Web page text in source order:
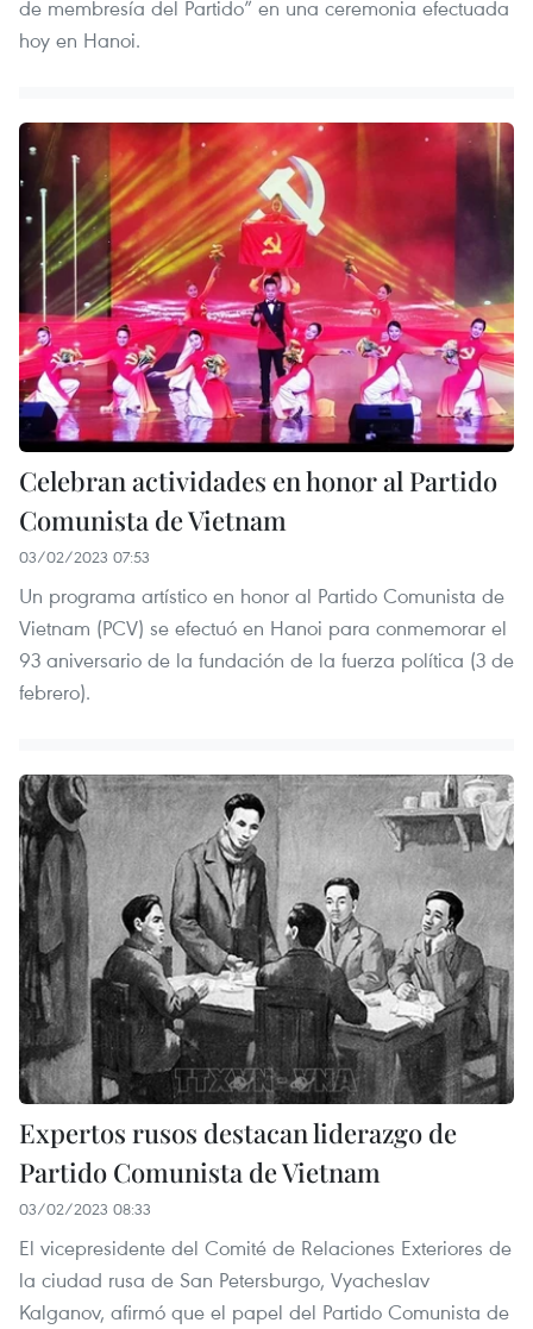
de membresía del Partido” en una ceremonia efectuada
hoy en Hanoi.
Celebran actividades en honor al Partido
Comunista de Vietnam
03/02/2023 07:53
Un programa artístico en honor al Partido Comunista de
Vietnam (PCV) se efectuó en Hanoi para conmemorar el
93 aniversario de la fundación de la fuerza política (3 de
febrero).
Expertos rusos destacan liderazgo de
Partido Comunista de Vietnam
03/02/2023 08:33
El vicepresidente del Comité de Relaciones Exteriores de
la ciudad rusa de San Petersburgo, Vyacheslav
Kalganov, afirmó que el papel del Partido Comunista de